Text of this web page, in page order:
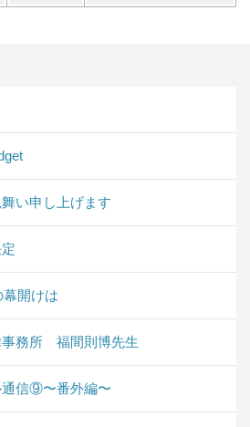
い申し上げます
幕開けは
事務所 福間則博先生
通信⑨〜番外編〜